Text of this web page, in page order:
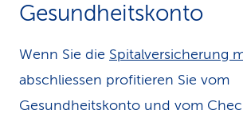
Gesundheitskonto
Wenn Sie die Spi­tal­ver­si­che­rung
abschliessen profitieren Sie vom
Gesundheitskonto und vom